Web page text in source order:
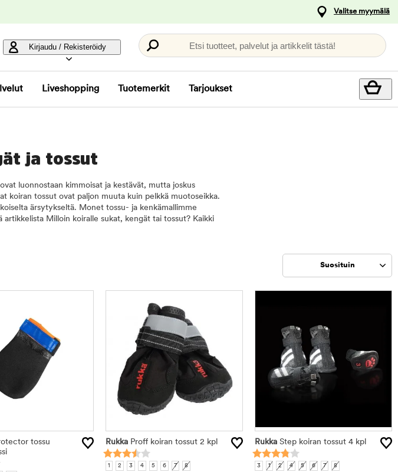
Valitse myymälä
Kirjaudu / Rekisteröidy Etsi tuotteet, palvelut ja artikkelit tästä!
Liveshopping Tuotemerkit Tarjoukset
ja tossut
luonnostaan kimmoisat ja kestävät, mutta joskus
koiran tossut ovat paljon muuta kuin pelkkä muotoseikka.
ärsytykseltä. Monet tossu- ja kenkämallimme
artikkelista Milloin koiralle sukat, kengät tai tossut? Kaikki
Suosituin
tossu
RukkaProff koiran tossut 2 kpl
1 2 3 4 5 6 7 8
RukkaStep koiran tossut 4 kpl
3 1 2 4 5 6 7 8